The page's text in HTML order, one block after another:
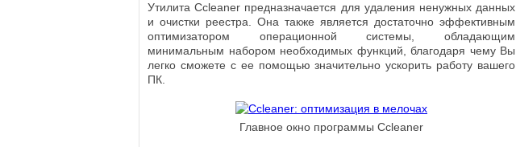
Утилита Ccleaner предназначается для удаления ненужных данных
и очистки реестра. Она также является достаточно эффективным
оптимизатором операционной системы, обладающим
минимальным набором необходимых функций, благодаря чему Вы
легко сможете с ее помощью значительно ускорить работу вашего
ПК.
Главное окно программы Ccleaner